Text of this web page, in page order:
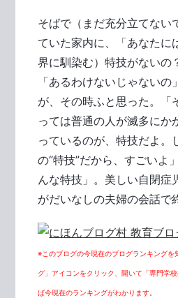
そばで（まだ充分立てない
ていた家内に、「あなたに
界に馴染む）特技がないの
「あるわけないじゃない
が、その時ふと思った。「
っては普通の人が滅多にか
っているのが、特技だよ。
の“特技”だから、すごいよ
んな特技」。美しい自閉症
がだいなしの夫婦の会話で
※このブログの今現在のブログランキングを
グ」アイコンをクリック、開いて「専門学
ば今現在のランキングがわかります。